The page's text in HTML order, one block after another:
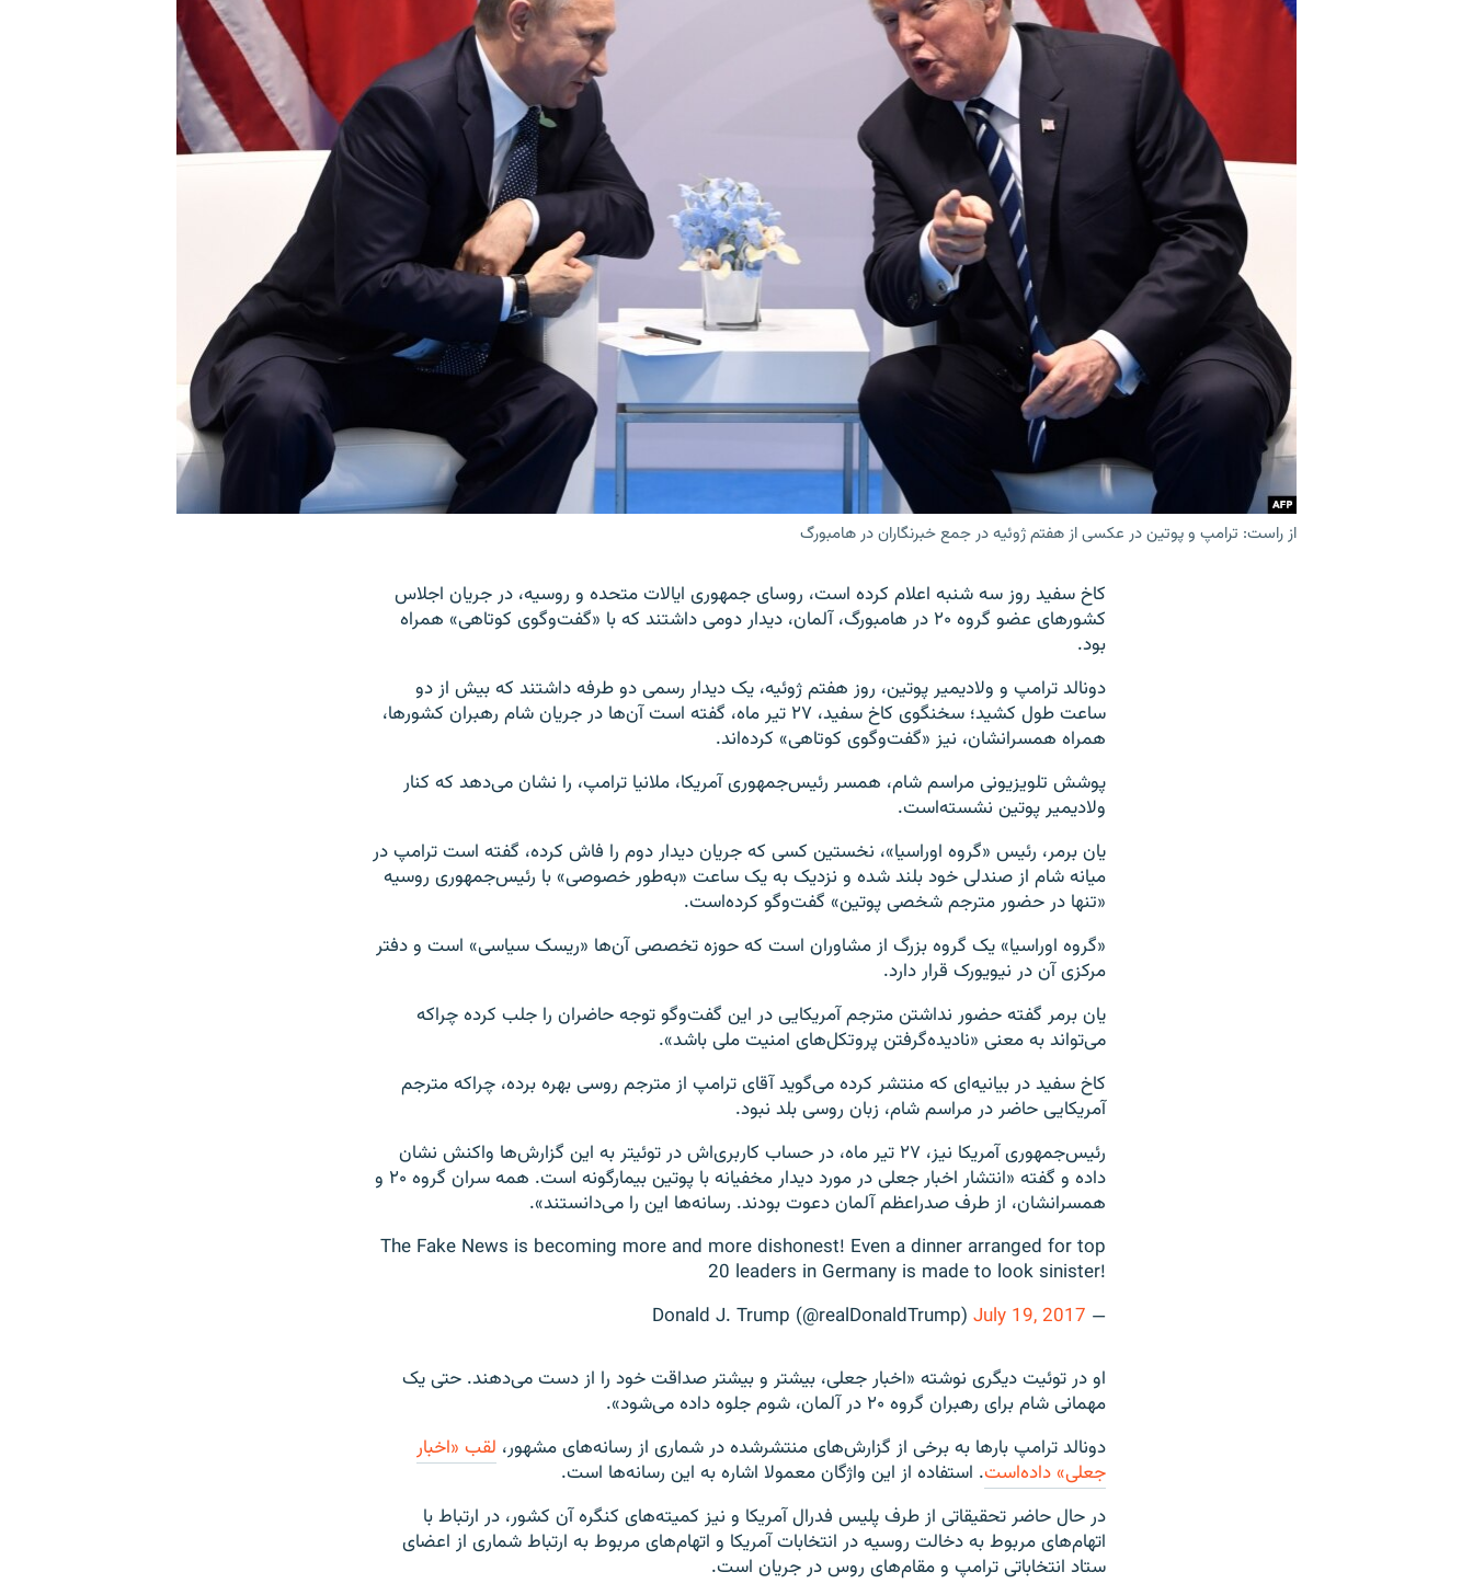
از راست: ترامپ و پوتین در عکسی از هفتم ژوئیه در جمع خبرنگاران در هامبورگ
کاخ سفید روز سه شنبه اعلام کرده است، روسای جمهوری ایالات متحده و روسیه، در جریان اجلاس
کشورهای عضو گروه ۲۰ در هامبورگ، آلمان، دیدار دومی داشتند که با «گفت‌وگوی کوتاهی» همراه
بود.
دونالد ترامپ و ولادیمیر پوتین، روز هفتم ژوئیه، یک دیدار رسمی دو طرفه داشتند که بیش از دو
ساعت طول کشید؛ سخنگوی کاخ سفید، ۲۷ تیر ماه، گفته است آن‌ها در جریان شام رهبران کشورها،
همراه همسرانشان، نیز «گفت‌وگوی کوتاهی» کرده‌اند.
پوشش تلویزیونی مراسم شام، همسر رئیس‌جمهوری آمریکا، ملانیا ترامپ، را نشان می‌دهد که کنار
ولادیمیر پوتین نشسته‌است.
یان برمر، رئیس «گروه اوراسیا»، نخستین کسی که جریان دیدار دوم را فاش کرده، گفته است ترامپ در
میانه شام از صندلی خود بلند شده و نزدیک به یک ساعت «به‌طور خصوصی» با رئیس‌جمهوری روسیه
«تنها در حضور مترجم شخصی پوتین» گفت‌وگو کرده‌است.
«گروه اوراسیا» یک گروه بزرگ از مشاوران است که حوزه تخصصی آن‌ها «ریسک سیاسی» است و دفتر
مرکزی آن در نیویورک قرار دارد.
یان برمر گفته حضور نداشتن مترجم آمریکایی در این گفت‌وگو توجه حاضران را جلب کرده چراکه
می‌تواند به معنی «نادیده‌گرفتن پروتکل‌های امنیت ملی باشد».
کاخ سفید در بیانیه‌ای که منتشر کرده می‌گوید آقای ترامپ از مترجم روسی بهره برده، چراکه مترجم
آمریکایی حاضر در مراسم شام، زبان روسی بلد نبود.
رئیس‌جمهوری آمریکا نیز، ۲۷ تیر ماه، در حساب کاربری‌اش در توئیتر به این گزارش‌ها واکنش نشان
داده و گفته «انتشار اخبار جعلی در مورد دیدار مخفیانه با پوتین بیمارگونه است. همه سران گروه ۲۰ و
همسرانشان، از طرف صدراعظم آلمان دعوت بودند. رسانه‌ها این را می‌دانستند».
The Fake News is becoming more and more dishonest! Even a dinner arranged for top
20 leaders in Germany is made to look sinister!
— Donald J. Trump (@realDonaldTrump)
July 19, 2017
او در توئیت دیگری نوشته «اخبار جعلی، بیشتر و بیشتر صداقت خود را از دست می‌دهند. حتی یک
مهمانی شام برای رهبران گروه ۲۰ در آلمان، شوم جلوه داده می‌شود».
دونالد ترامپ بارها به برخی از گزارش‌های منتشرشده در شماری از رسانه‌های مشهور، لقب «اخبار
جعلی» داده‌است. استفاده از این واژگان معمولا اشاره به این رسانه‌ها است.
در حال حاضر تحقیقاتی از طرف پلیس فدرال آمریکا و نیز کمیته‌های کنگره آن کشور، در ارتباط با
اتهام‌های مربوط به دخالت روسیه در انتخابات آمریکا و اتهام‌های مربوط به ارتباط شماری از اعضای
ستاد انتخاباتی ترامپ و مقام‌های روس در جریان است.